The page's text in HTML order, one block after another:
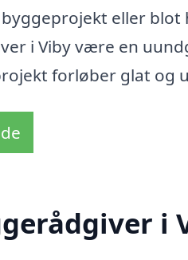
eller
i Viby være en
forløber glat og
i